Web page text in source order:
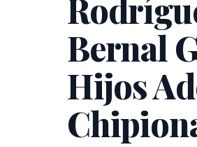
Bernal
Hijos